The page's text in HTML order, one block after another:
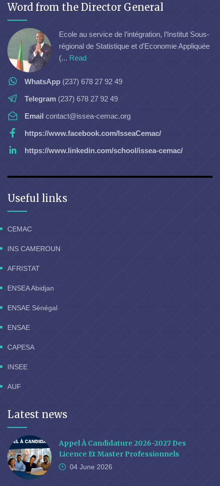
Word from the Director General
Ecole au service de l’intégration, l’Institut Sous-
régional de Statistique et d’Economie Appliquée
(... Read
WhatsApp (237) 678 27 92 49
Telegram (237) 678 27 92 49
Email contact@issea-cemac.org
https://www.facebook.com/IsseaCemac/
https://www.linkedin.com/school/issea-cemac/
Useful links
CEMAC
INS CAMEROUN
AFRISTAT
ENSEA Abidjan
ENSAE Sénégal
ENSAE
CAPESA
INSEE
AUF
Latest news
Appel À Candidature 2026-2027 Des
Licence Et Master Professionnels
04 June 2026